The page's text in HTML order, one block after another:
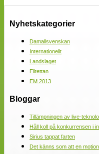
Nyhetskategorier
Damallsvenskan
Internationellt
Landslaget
Elitettan
EM 2013
Bloggar
Tillämpningen av live-
Håll koll på konkurrensen i
Sirius tappat farten
Det känns som att en